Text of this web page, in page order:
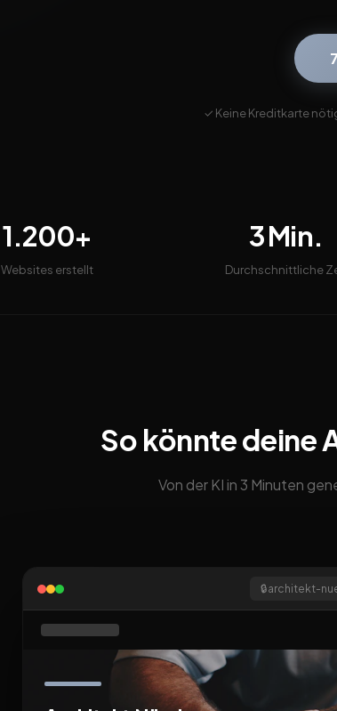
✓ Keine Kreditkarte
1.200+
Websites erstellt
3 Min.
Durchschnittliche
So könnte deine
Von der KI in 3 Minuten
🔒architekt-